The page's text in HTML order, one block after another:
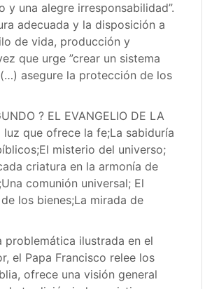
y una alegre irresponsabilidad”.
adecuada y la disposición a
de vida, producción y
que urge ”crear un sistema
asegure la protección de los
? EL EVANGELIO DE LA
luz que ofrece la fe;La sabiduría
misterio del universo;
criatura en la armonía de
comunión universal; El
los bienes;La mirada de
problemática ilustrada en el
el Papa Francisco relee los
ofrece una visión general